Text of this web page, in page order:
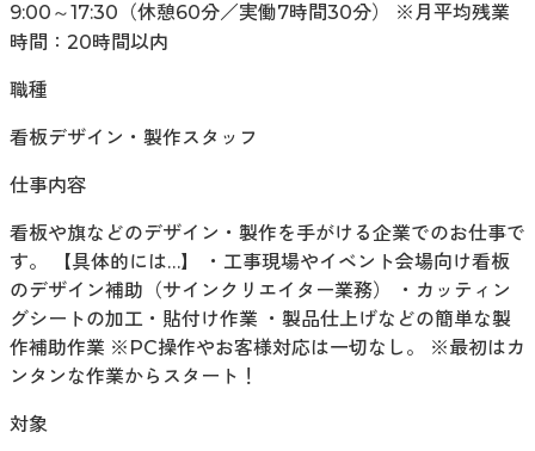
9:00～17:30（休憩60分／実働7時間30分） ※月平均残業
時間：20時間以内
職種
看板デザイン・製作スタッフ
仕事内容
看板や旗などのデザイン・製作を手がける企業でのお仕事で
す。 【具体的には…】 ・工事現場やイベント会場向け看板
のデザイン補助（サインクリエイター業務） ・カッティン
グシートの加工・貼付け作業 ・製品仕上げなどの簡単な製
作補助作業 ※PC操作やお客様対応は一切なし。 ※最初はカ
ンタンな作業からスタート！
対象